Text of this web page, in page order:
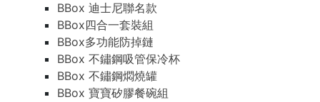
BBox 迪士尼聯名款
BBox四合一套裝組
BBox多功能防掉鏈
BBox 不鏽鋼吸管保冷杯
BBox 不鏽鋼燜燒罐
BBox 寶寶矽膠餐碗組